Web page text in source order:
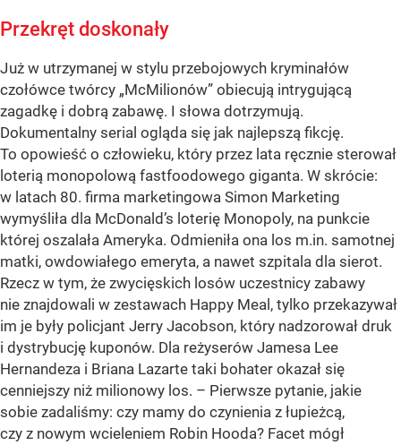
Przekręt doskonały
J uż w utrzymanej w stylu przebojowych kryminałów
czołówce twórcy „McMilionów” obiecują intrygującą
zagadkę i dobrą zabawę. I słowa dotrzymują.
Dokumentalny serial ogląda się jak najlepszą fikcję.
To opowieść o człowieku, który przez lata ręcznie sterował
loterią monopolową fastfoodowego giganta. W skrócie:
w latach 80. firma marketingowa Simon Marketing
wymyśliła dla McDonald’s loterię Monopoly, na punkcie
której oszalała Ameryka. Odmieniła ona los m.in. samotnej
matki, owdowiałego emeryta, a nawet szpitala dla sierot.
Rzecz w tym, że zwycięskich losów uczestnicy zabawy
nie znajdowali w zestawach Happy Meal, tylko przekazywał
im je były policjant Jerry Jacobson, który nadzorował druk
i dystrybucję kuponów. Dla reżyserów Jamesa Lee
Hernandeza i Briana Lazarte taki bohater okazał się
cenniejszy niż milionowy los. – Pierwsze pytanie, jakie
sobie zadaliśmy: czy mamy do czynienia z łupieżcą,
czy z nowym wcieleniem Robin Hooda? Facet mógł